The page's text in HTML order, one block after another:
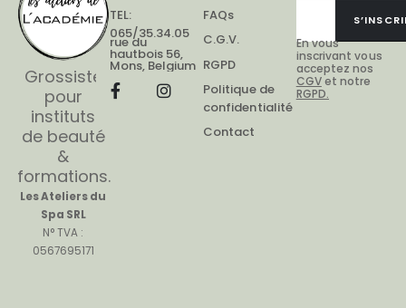
Grossiste
pour
instituts
de beauté
&
formations.
Les Ateliers du
Spa SRL
N° TVA :
0567695171
En vous
inscrivant vous
acceptez nos
CGVet notre
RGPD.
TEL:
065/35.34.05
rue du
hautbois 56,
Mons, Belgium
FAQs
C.G.V.
RGPD
Politique de
confidentialité
Contact